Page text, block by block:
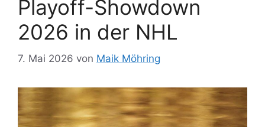
Playoff-Showdown
2026 in der NHL
7. Mai 2026 von Maik Möhring